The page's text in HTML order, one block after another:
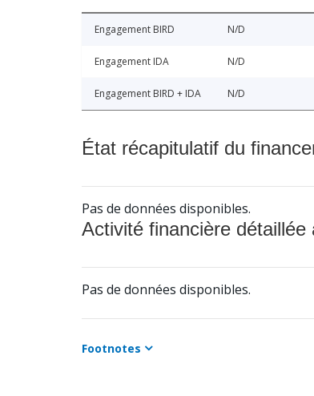
Engagement BIRD N/D
Engagement IDA N/D
Engagement BIRD + IDA N/D
État récapitulatif du
Pas de données disponibles.
Activité financière détaillée
Pas de données disponibles.
Footnotes